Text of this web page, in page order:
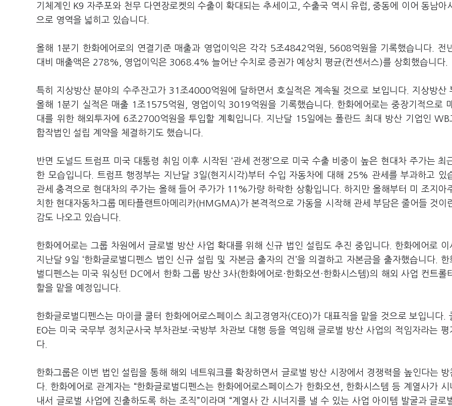
기체계인 K9 자주포와 천무 다연장로켓의 수출이 확대되는 추세이고, 수출국 역시 유럽, 중동에 이어 동남아
으로 영역을 넓히고 있습니다.
올해 1분기 한화에어로의 연결기준 매출과 영업이익은 각각 5조4842억원, 5608억원을 기록했습니다. 전
대비 매출액은 278%, 영업이익은 3068.4% 늘어난 수치로 증권가 예상치 평균(컨센서스)를 상회했습니다.
특히 지상방산 분야의 수주잔고가 31조4000억원에 달하면서 호실적은 계속될 것으로 보입니다. 지상방산
올해 1분기 실적은 매출 1조1575억원, 영업이익 3019억원을 기록했습니다. 한화에어로는 중장기적으로
대를 위한 해외투자에 6조2700억원을 투입할 계획입니다. 지난달 15일에는 폴란드 최대 방산 기업인 WB
합작법인 설립 계약을 체결하기도 했습니다.
반면 도널드 트럼프 미국 대통령 취임 이후 시작된 ‘관세 전쟁’으로 미국 수출 비중이 높은 현대차 주가는 최
한 모습입니다. 트럼프 행정부는 지난달 3일(현지시각)부터 수입 자동차에 대해 25% 관세를 부과하고 있
관세 충격으로 현대차의 주가는 올해 들어 주가가 11%가량 하락한 상황입니다. 하지만 올해부터 미 조지아
치한 현대자동차그룹 메타플랜트아메리카(HMGMA)가 본격적으로 가동을 시작해 관세 부담은 줄어들 것이
감도 나오고 있습니다.
한화에어로는 그룹 차원에서 글로벌 방산 사업 확대를 위해 신규 법인 설립도 추진 중입니다. 한화에어로 이
지난달 9일 ‘한화글로벌디펜스 법인 신규 설립 및 자본금 출자의 건’을 의결하고 자본금을 출자했습니다. 한
벌디펜스는 미국 워싱턴 DC에서 한화 그룹 방산 3사(한화에어로·한화오션·한화시스템)의 해외 사업 컨트롤
할을 맡을 예정입니다.
한화글로벌디펜스는 마이클 쿨터 한화에어로스페이스 최고경영자(CEO)가 대표직을 맡을 것으로 보입니다.
EO는 미국 국무부 정치군사국 부차관보·국방부 차관보 대행 등을 역임해 글로벌 방산 사업의 적임자라는 평
다.
한화그룹은 이번 법인 설립을 통해 해외 네트워크를 확장하면서 글로벌 방산 시장에서 경쟁력을 높인다는 방
다. 한화에어로 관계자는 “한화글로벌디펜스는 한화에어로스페이스가 한화오션, 한화시스템 등 계열사가 시
내서 글로벌 사업에 진출하도록 하는 조직”이라며 “계열사 간 시너지를 낼 수 있는 사업 아이템 발굴과 글로